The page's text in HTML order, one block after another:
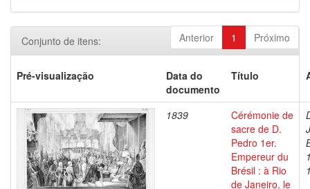
Anterior 1 Próximo
Conjunto de itens:
Pré-visualização
Data do
documento
Título
1839
Cérémonie de
sacre de D.
Pedro 1er.
Empereur du
Brésil : à Rio
de Janeiro, le